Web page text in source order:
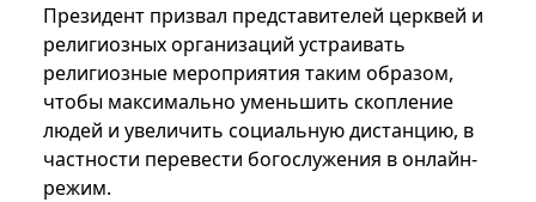
Президент призвал представителей церквей и
религиозных организаций устраивать
религиозные мероприятия таким образом,
чтобы максимально уменьшить скопление
людей и увеличить социальную дистанцию, в
частности перевести богослужения в онлайн-
режим.